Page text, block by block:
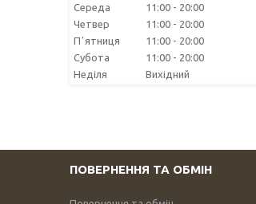
Середа
11:00
20:00
Четвер
11:00
20:00
Пʼятниця
11:00
20:00
Субота
11:00
20:00
Неділя
Вихідний
ПОВЕРНЕННЯ ТА ОБМІН